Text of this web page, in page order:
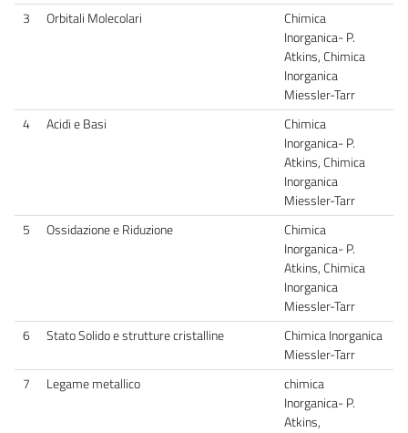
3
Orbitali Molecolari
Chimica
Inorganica- P.
Atkins, Chimica
Inorganica
Miessler-Tarr
4
Acidi e Basi
Chimica
Inorganica- P.
Atkins, Chimica
Inorganica
Miessler-Tarr
5
Ossidazione e Riduzione
Chimica
Inorganica- P.
Atkins, Chimica
Inorganica
Miessler-Tarr
6
Stato Solido e strutture cristalline
Chimica Inorganica
Miessler-Tarr
7
Legame metallico
chimica
Inorganica- P.
Atkins,